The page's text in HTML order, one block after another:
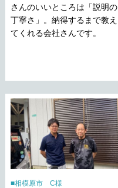
さんのいいところは「説明の
丁寧さ」。納得するまで教え
てくれる会社さんです。
相模原市 C様